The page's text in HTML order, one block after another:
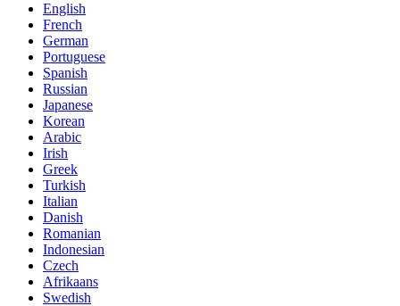
English
French
German
Portuguese
Spanish
Russian
Japanese
Korean
Arabic
Irish
Greek
Turkish
Italian
Danish
Romanian
Indonesian
Czech
Afrikaans
Swedish